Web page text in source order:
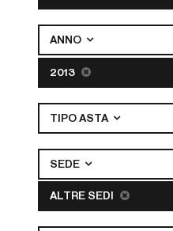
ANNO
2013
TIPO ASTA
SEDE
ALTRE SEDI